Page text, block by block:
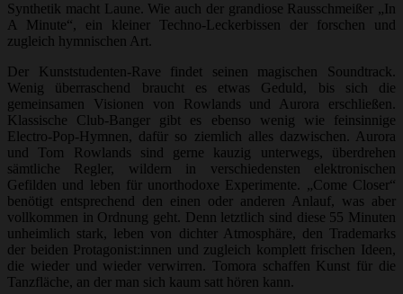
Synthetik macht Laune. Wie auch der grandiose Rausschmeißer „In
A Minute“, ein kleiner Techno-Leckerbissen der forschen und
zugleich hymnischen Art.
Der Kunststudenten-Rave findet seinen magischen Soundtrack.
Wenig überraschend braucht es etwas Geduld, bis sich die
gemeinsamen Visionen von Rowlands und Aurora erschließen.
Klassische Club-Banger gibt es ebenso wenig wie feinsinnige
Electro-Pop-Hymnen, dafür so ziemlich alles dazwischen. Aurora
und Tom Rowlands sind gerne kauzig unterwegs, überdrehen
sämtliche Regler, wildern in verschiedensten elektronischen
Gefilden und leben für unorthodoxe Experimente. „Come Closer“
benötigt entsprechend den einen oder anderen Anlauf, was aber
vollkommen in Ordnung geht. Denn letztlich sind diese 55 Minuten
unheimlich stark, leben von dichter Atmosphäre, den Trademarks
der beiden Protagonist:innen und zugleich komplett frischen Ideen,
die wieder und wieder verwirren. Tomora schaffen Kunst für die
Tanzfläche, an der man sich kaum satt hören kann.